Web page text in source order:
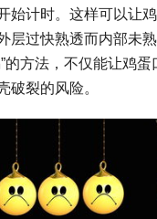
始计时。这样可以让
层过快熟透而内部未
的方法，不仅能让鸡蛋
破裂的风险。